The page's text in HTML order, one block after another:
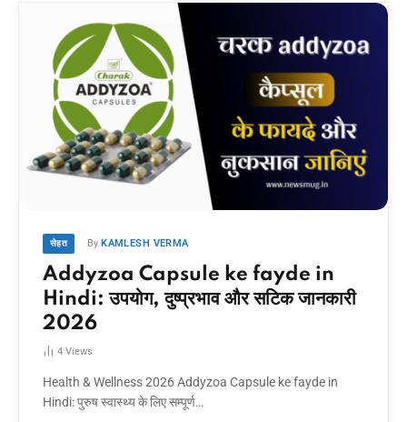
सेहत By KAMLESH VERMA
Addyzoa Capsule ke fayde in
Hindi: उपयोग, दुष्प्रभाव और सटिक जानकारी
2026
4 Views
Health & Wellness 2026 Addyzoa Capsule ke fayde in
Hindi: पुरुष स्वास्थ्य के लिए सम्पूर्ण…